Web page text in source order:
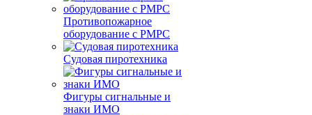
Ленты оградительные,
сигнальные
Противопожарное
оборудование с РМРС